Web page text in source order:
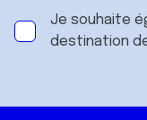
Je souhaite
destination